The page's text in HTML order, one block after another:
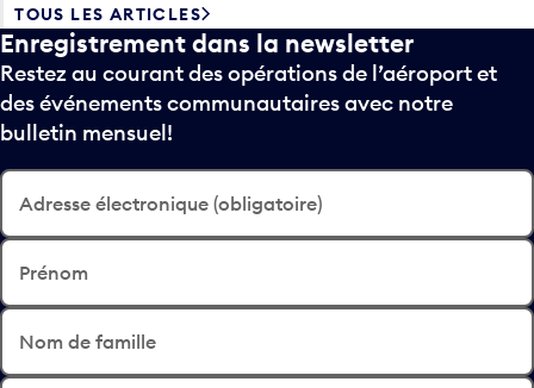
TOUS LES ARTICLES
Enregistrement dans la newsletter
Restez au courant des opérations de l’aéroport et
des événements communautaires avec notre
bulletin mensuel!
Adresse électronique (obligatoire)
Prénom
Nom de famille